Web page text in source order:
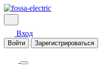
Вход
Войти Зарегистрироваться